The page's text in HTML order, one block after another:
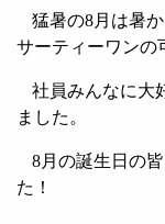
猛暑の8月は暑
サーティーワンの
社員みんなに大
ました。
8月の誕生日の
た！